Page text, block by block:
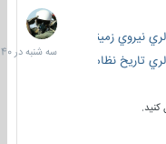
نيروي زميني
تاریخ نظامی
سه
شنبه
در